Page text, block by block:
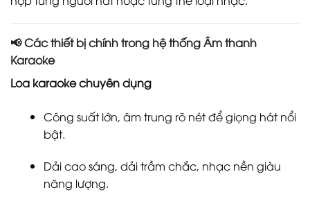
📢 Các thiết bị chính trong hệ thống Âm thanh
Karaoke
Loa karaoke chuyên dụng
Công suất lớn, âm trung rõ nét để giọng hát nổi
bật.
Dải cao sáng, dải trầm chắc, nhạc nền giàu
năng lượng.